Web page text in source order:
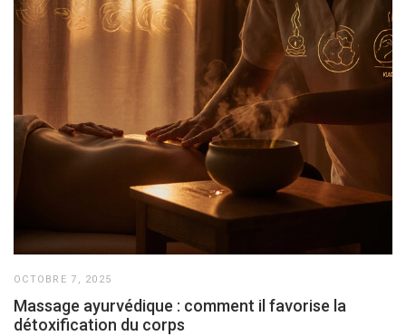
OCTOBRE 7, 2025
Massage ayurvédique : comment il favorise la
détoxification du corps